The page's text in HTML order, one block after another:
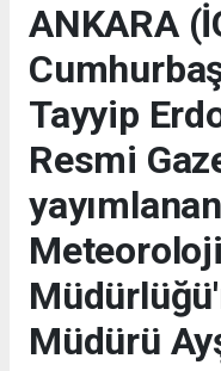
ANKARA
Tayyip
Resmi
Müdürü